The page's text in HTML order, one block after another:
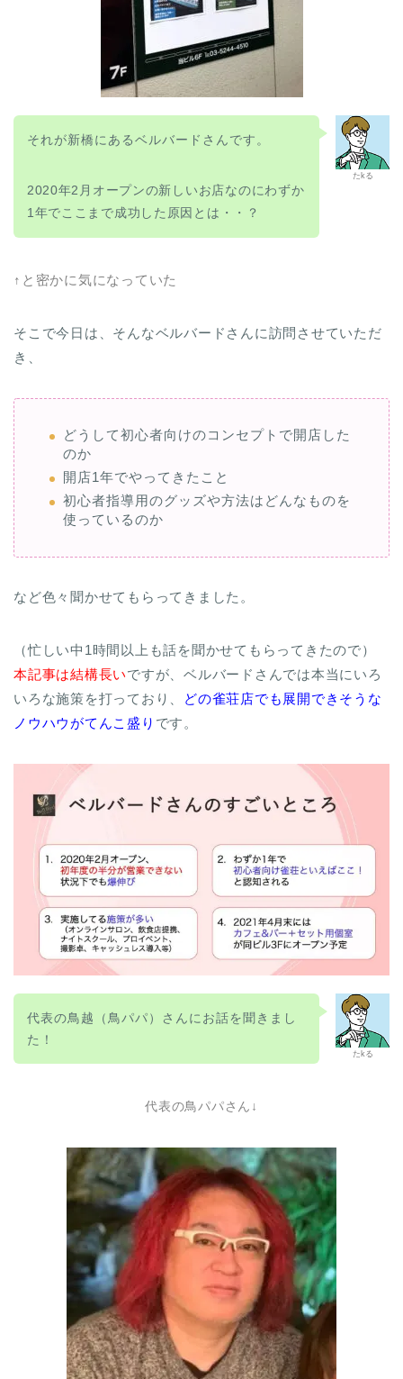
たkる
それが新橋にあるベルバードさんです。
2020年2月オープンの新しいお店なのにわずか
1年でここまで成功した原因とは・・？
↑と密かに気になっていた
そこで今日は、そんなベルバードさんに訪問させていただ
き、
どうして初心者向けのコンセプトで開店した
のか
開店1年でやってきたこと
初心者指導用のグッズや方法はどんなものを
使っているのか
など色々聞かせてもらってきました。
（忙しい中1時間以上も話を聞かせてもらってきたので）
本記事は結構長いですが、ベルバードさんでは本当にいろ
いろな施策を打っており、
どの雀荘店でも展開できそうな
ノウハウがてんこ盛り です。
たkる
代表の鳥越（鳥パパ）さんにお話を聞きまし
た！
代表の鳥パパさん↓